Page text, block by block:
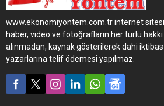
www.ekonomiyontem.com.tr internet
haber, video ve fotoğrafların her türlü
alınmadan, kaynak gösterilerek dahi
yazarlarına telif ödemesi yapılmaz.